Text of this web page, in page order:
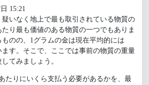
15:21
いなく地上で最も取引されている物質の
り最も価値のある物質の一つでもありま
のの、1グラムの金は現在平均的には
ます。そこで、ここでは事前の物質の重量
てみましょう。
たりにいくら支払う必要があるかを、最